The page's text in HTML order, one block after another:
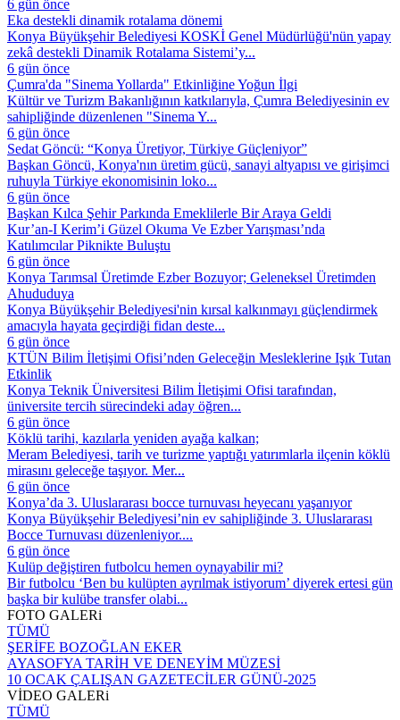
6 gün önce
Eka destekli dinamik rotalama dönemi
Konya Büyükşehir Belediyesi KOSKİ Genel Müdürlüğü'nün yapay
zekâ destekli Dinamik Rotalama Sistemi’y...
6 gün önce
Çumra'da "Sinema Yollarda" Etkinliğine Yoğun İlgi
Kültür ve Turizm Bakanlığının katkılarıyla, Çumra Belediyesinin ev
sahipliğinde düzenlenen "Sinema Y...
6 gün önce
Sedat Göncü: “Konya Üretiyor, Türkiye Güçleniyor”
Başkan Göncü, Konya'nın üretim gücü, sanayi altyapısı ve girişimci
ruhuyla Türkiye ekonomisinin loko...
6 gün önce
Başkan Kılca Şehir Parkında Emeklilerle Bir Araya Geldi
Kur’an-I Kerim’i Güzel Okuma Ve Ezber Yarışması’nda
Katılımcılar Piknikte Buluştu
6 gün önce
Konya Tarımsal Üretimde Ezber Bozuyor; Geleneksel Üretimden
Ahududuya
Konya Büyükşehir Belediyesi'nin kırsal kalkınmayı güçlendirmek
amacıyla hayata geçirdiği fidan deste...
6 gün önce
KTÜN Bilim İletişimi Ofisi’nden Geleceğin Mesleklerine Işık Tutan
Etkinlik
Konya Teknik Üniversitesi Bilim İletişimi Ofisi tarafından,
üniversite tercih sürecindeki aday öğren...
6 gün önce
Köklü tarihi, kazılarla yeniden ayağa kalkan;
Meram Belediyesi, tarih ve turizme yaptığı yatırımlarla ilçenin köklü
mirasını geleceğe taşıyor. Mer...
6 gün önce
Konya’da 3. Uluslararası bocce turnuvası heyecanı yaşanıyor
Konya Büyükşehir Belediyesi’nin ev sahipliğinde 3. Uluslararası
Bocce Turnuvası düzenleniyor....
6 gün önce
Kulüp değiştiren futbolcu hemen oynayabilir mi?
Bir futbolcu ‘Ben bu kulüpten ayrılmak istiyorum’ diyerek ertesi gün
başka bir kulübe transfer olabi...
FOTO GALERi
TÜMÜ
ŞERİFE BOZOĞLAN EKER
AYASOFYA TARİH VE DENEYİM MÜZESİ
10 OCAK ÇALIŞAN GAZETECİLER GÜNÜ-2025
VİDEO GALERi
TÜMÜ